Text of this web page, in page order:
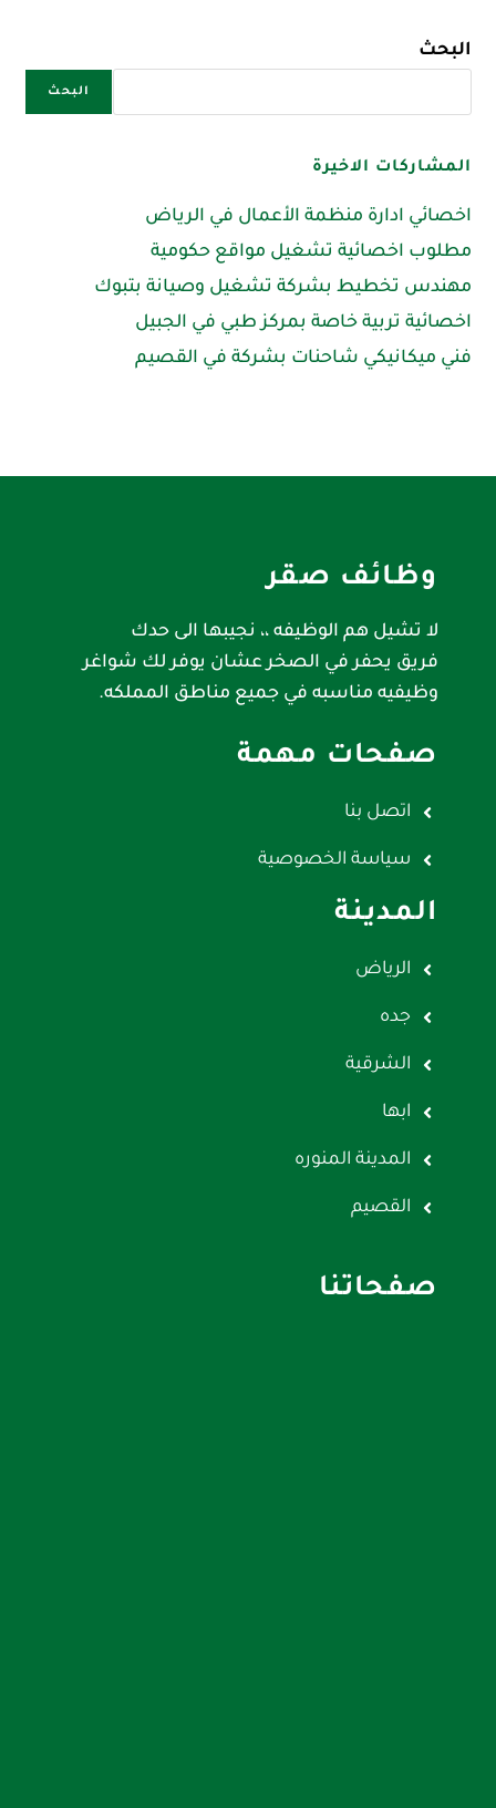
البحث
البحث
المشاركات الاخيرة
اخصائي ادارة منظمة الأعمال في الرياض
مطلوب اخصائية تشغيل مواقع حكومية
مهندس تخطيط بشركة تشغيل وصيانة بتبوك
اخصائية تربية خاصة بمركز طبي في الجبيل
فني ميكانيكي شاحنات بشركة في القصيم
وظائف صقر
لا تشيل هم الوظيفه ،، نجيبها الى حدك
فريق يحفر في الصخر عشان يوفر لك شواغر
وظيفيه مناسبه في جميع مناطق المملكه.
صفحات مهمة
اتصل بنا
سياسة الخصوصية
المدينة
الرياض
جده
الشرقية
ابها
المدينة المنوره
القصيم
صفحاتنا